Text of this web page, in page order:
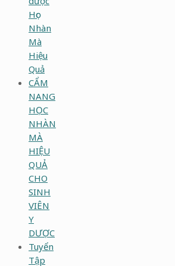
Học
Nhàn
Mà
Hiệu
Quả
CẨM
NANG
HỌC
NHÀN
MÀ
HIỆU
QUẢ
CHO
SINH
VIÊN
Y
DƯỢC
Tuyển
Tập